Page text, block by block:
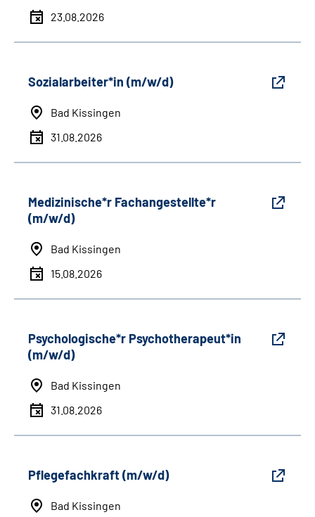
23.08.2026
Sozialarbeiter*in (m/w/d)
Bad Kissingen
31.08.2026
Medizinische*r Fachangestellte*r
(m/w/d)
Bad Kissingen
15.08.2026
Psychologische*r Psychotherapeut*in
(m/w/d)
Bad Kissingen
31.08.2026
Pflegefachkraft (m/w/d)
Bad Kissingen